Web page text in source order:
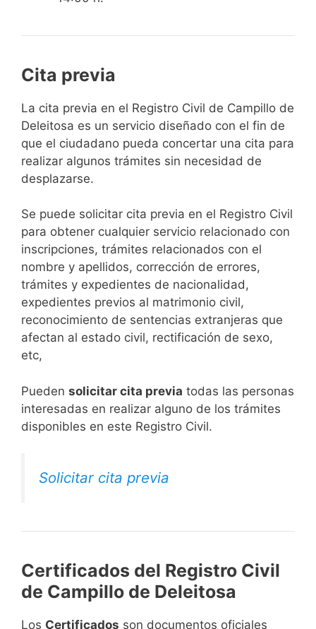
Cita previa
​​​​​​​​​​​​​​​​​​​​​​​​​​​​La cita previa en el Registro Civil de Campillo de
Deleitosa es un servicio diseñado con el fin de
que el ciudadano pueda concertar una cita para
realizar algunos trámites sin necesidad de
desplazarse.​
Se puede solicitar cita previa en el Registro Civil
para obtener cualquier servicio relacionado con
inscripciones, trámites relacionados con el
nombre y apellidos, corrección de errores,
trámites y expedientes de nacionalidad,
expedientes previos al matrimonio civil,
reconocimiento de sentencias extranjeras que
afectan al estado civil, rectificación de sexo,
etc,
​Pueden solicitar cita previa todas las personas
interesadas en realizar alguno de los trámites
disponibles en este Registro Civil.​
Solicitar cita previa
Certificados del Registro Civil
de Campillo de Deleitosa
Los Certificados son documentos oficiales